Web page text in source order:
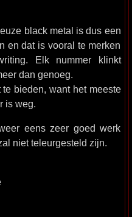
black metal is dus een
en dat is vooral te merken
Elk nummer klinkt
dan genoeg.
bieden, want het meeste
is weg.
eens zeer goed werk
niet teleurgesteld zijn.